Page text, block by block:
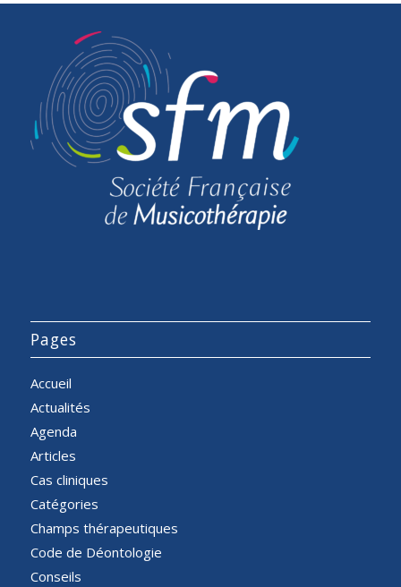
Pages
Accueil
Actualités
Agenda
Articles
Cas cliniques
Catégories
Champs thérapeutiques
Code de Déontologie
Conseils